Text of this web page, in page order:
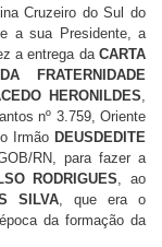
Cruzeiro do Sul do
a sua Presidente, a
a entrega daCARTA
FRATERNIDADE
HERONILDES,
nº 3.759, Oriente
Irmão DEUSDEDITE
RN, para fazer a
RODRIGUES, ao
SILVA, que era o
da formação da